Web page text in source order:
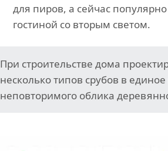
для пиров, а сейчас
гостиной со вторым светом.
При строительстве дома
несколько типов срубов в
неповторимого облика